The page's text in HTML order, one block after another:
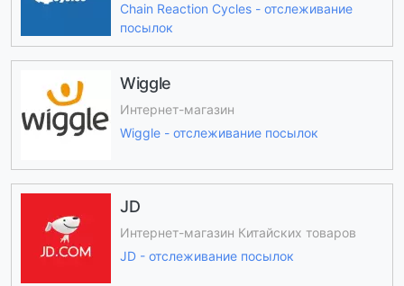
Chain Reaction Cycles - отслеживание
посылок
Wiggle
Интернет-магазин
Wiggle - отслеживание посылок
JD
Интернет-магазин Китайских товаров
JD - отслеживание посылок